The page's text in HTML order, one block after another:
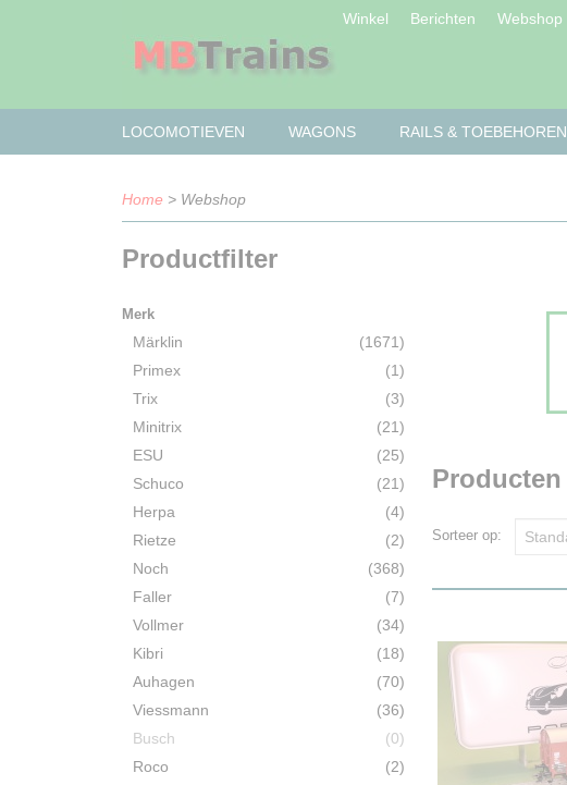
Winkel Berichten Webshop
LOCOMOTIEVEN WAGONS RAILS & TOEBEHOREN
Home > Webshop
Productfilter
Merk
Märklin
(1671)
Primex
(1)
Trix
(3)
Minitrix
(21)
ESU
(25)
Schuco
(21)
Herpa
(4)
Rietze
(2)
Noch
(368)
Faller
(7)
Vollmer
(34)
Kibri
(18)
Auhagen
(70)
Viessmann
(36)
Busch
(0)
Roco
(2)
Producten
Sorteer op: